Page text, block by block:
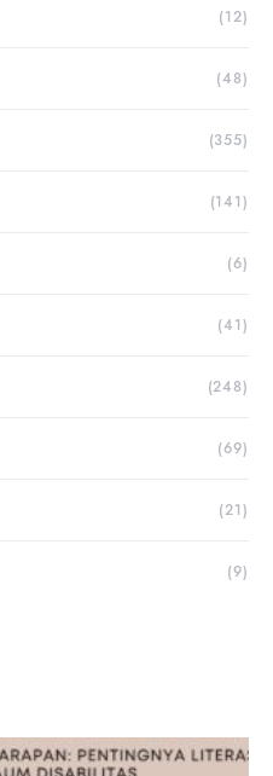
(12)
(48)
(355)
(141)
(6)
(41)
(248)
(69)
(21)
(9)